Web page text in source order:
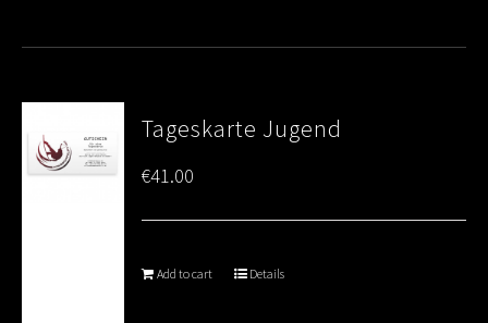
Tageskarte Jugend
€41.00
Add to cart Details